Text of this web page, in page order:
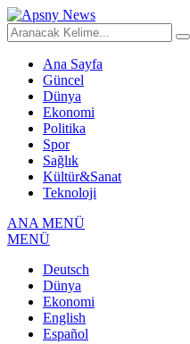
Ana Sayfa
Güncel
Dünya
Ekonomi
Politika
Spor
Sağlık
Kültür&Sanat
Teknoloji
ANA MENÜ
MENÜ
Deutsch
Dünya
Ekonomi
English
Español